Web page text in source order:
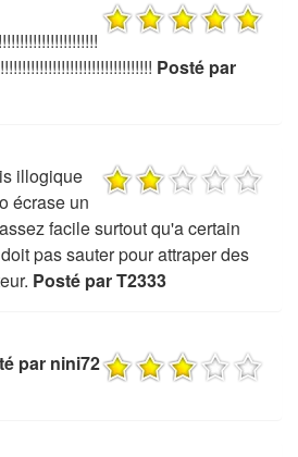
Posté par
illogique
écrase un
facile surtout qu'a certain
pas sauter pour attraper des
Posté par T2333
par nini72